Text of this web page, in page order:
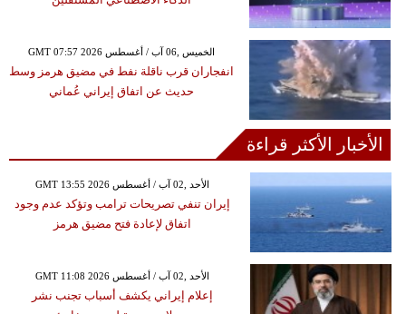
GMT 07:57 2026 الخميس ,06 آب / أغسطس
انفجاران قرب ناقلة نفط في مضيق هرمز وسط
حديث عن اتفاق إيراني عُماني
الأخبار الأكثر قراءة
GMT 13:55 2026 الأحد ,02 آب / أغسطس
إيران تنفي تصريحات ترامب وتؤكد عدم وجود
اتفاق لإعادة فتح مضيق هرمز
GMT 11:08 2026 الأحد ,02 آب / أغسطس
إعلام إيراني يكشف أسباب تجنب نشر